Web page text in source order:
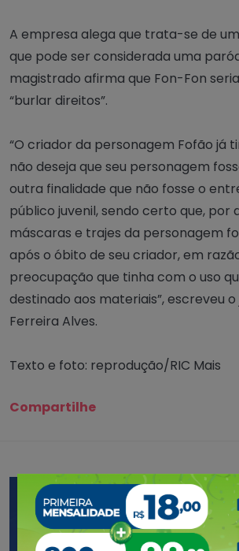
A empresa alega que trata-se de
que pode ser considerada uma
magistrado afirma que Fon-Fon
“burlar direitos”.
“O criador da personagem Fofão já
não deseja que seu personagem
outra finalidade que não fosse o
público juvenil, sendo certo que, por
máscaras e trajes da personagem
após o óbito de seu criador, em
preocupação que tinha com o uso
destinado aos materiais”, escreveu o
Ferreira Alves.
Texto e foto: reprodução/RIC Mais
Compartilhe